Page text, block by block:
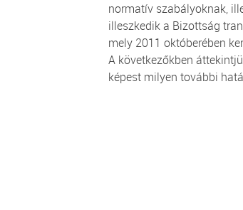
normatív szabályoknak,
illeszkedik a Bizottság
mely 2011 októberében
A következőkben
képest milyen további